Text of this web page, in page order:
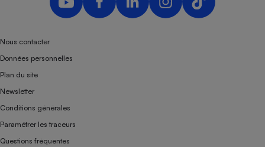
Nous contacter
Données personnelles
Plan du site
Newsletter
Conditions générales
Paramétrer les traceurs
Questions fréquentes